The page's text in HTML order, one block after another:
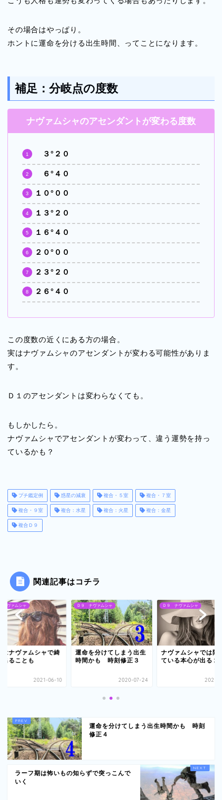
その場合はやっぱり。
ホントに運命を分ける出生時間、ってことになります。
補足：分岐点の度数
ナヴァムシャのアセンダントが変わる度数
３°２０
６°４０
１０°００
１３°２０
１６°４０
２０°００
２３°２０
２６°４０
この度数の近くにある方の場合。
実はナヴァムシャのアセンダントが変わる可能性がありま
す。
Ｄ１のアセンダントは変わらなくても。
もしかしたら。
ナヴァムシャでアセンダントが変わって、違う運勢を持っ
ているかも？
プチ鑑定例 惑星の減衰 複合・５室 複合・７室
複合・９室 複合：水星 複合：火星 複合：金星
複合Ｄ９
関連記事はコチラ
ヴァムシャ
はナヴァムシャで綺
出ることも
2021-06-10
Ｄ９ ナヴァムシャ
運命を分けてしまう出生
時間かも 時刻修正３
2020-07-24
Ｄ９ ナヴァムシャ
ナヴァムシャでは隠
ている本心が出る２
2020-
運命を分けてしまう出生時間かも 時刻
修正４
ラーフ期は怖いもの知らずで突っこんで
いく